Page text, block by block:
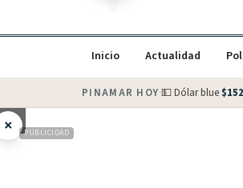
Inicio Actualidad
PINAMAR HOY·💵 Dólar blue $
× PUBLICIDAD